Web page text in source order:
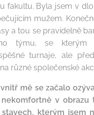
fakultu. Byla jsem v
mužem.
a tou se pravidelně
týmu, se kterým
turnaje, ale
různé společenské
mě se začalo
v obrazu
kterým jsem